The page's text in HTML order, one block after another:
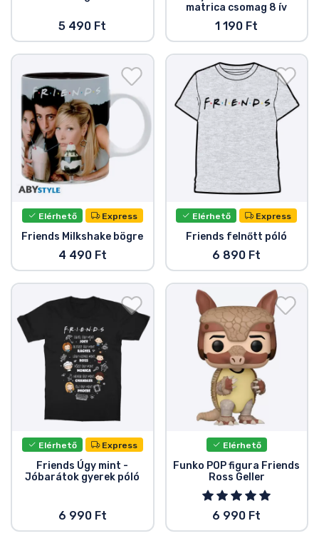
5 490 Ft
matrica csomag 8 ív
1 190 Ft
Elérhető Express
Friends Milkshake bögre
4 490 Ft
Elérhető Express
Friends felnőtt póló
6 890 Ft
Elérhető Express
Friends Úgy mint -
Jóbarátok gyerek póló
6 990 Ft
Elérhető
Funko POP figura Friends
Ross Geller
6 990 Ft